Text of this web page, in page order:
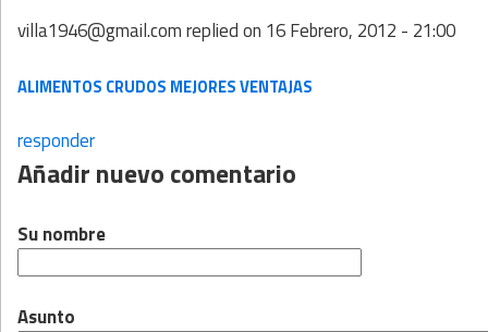
villa1946@gmail.comreplied on 16 Febrero, 2012 - 21:00
ALIMENTOS CRUDOS MEJORES VENTAJAS
responder
Añadir nuevo comentario
Su nombre
Asunto